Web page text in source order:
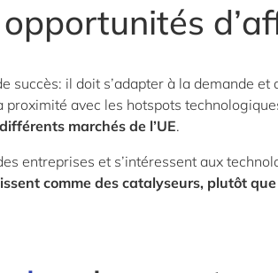
il doit s’adapter à la demande et
avec les hotspots
marchés de l’UE.
entreprises et s’intéressent aux
comme des catalyseurs, plutôt